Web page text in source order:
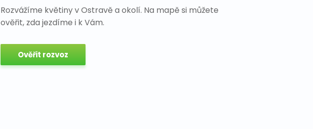
Rozvážíme květiny v Ostravě a okolí. Na mapě si můžete
ověřit, zda jezdíme i k Vám.
Ověřit rozvoz